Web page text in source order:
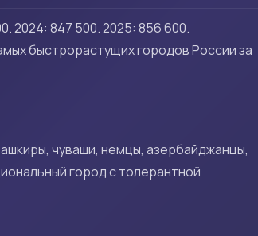
2024: 847 500. 2025: 856 600.
быстрорастущих городов России за
чуваши, немцы, азербайджанцы,
город с толерантной